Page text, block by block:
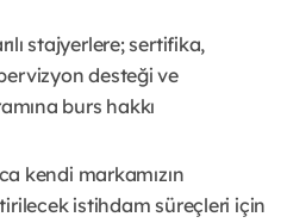
stajyerlere; sertifika,
desteği ve
burs hakkı
kendi markamızın
istihdam süreçleri için